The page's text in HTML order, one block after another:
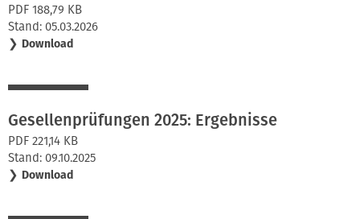
PDF 188,79 KB
Stand: 05.03.2026
❯ Download
Gesellenprüfungen 2025: Ergebnisse
PDF 221,14 KB
Stand: 09.10.2025
❯ Download